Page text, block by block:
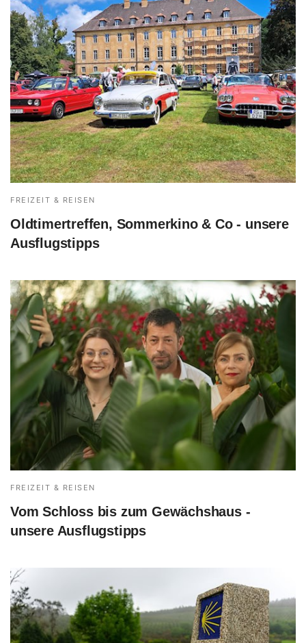
FREIZEIT & REISEN
Oldtimertreffen, Sommerkino & Co - unsere
Ausflugstipps
FREIZEIT & REISEN
Vom Schloss bis zum Gewächshaus -
unsere Ausflugstipps